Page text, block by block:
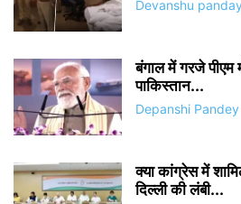
Devanshu panday
बंगाल में गरजे पीएम
पाकिस्तान...
Depanshi Pandey
क्या कांग्रेस में
दिल्ली की लंबी...